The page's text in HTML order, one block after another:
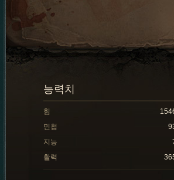
능력치
힘
민첩
지능
활력